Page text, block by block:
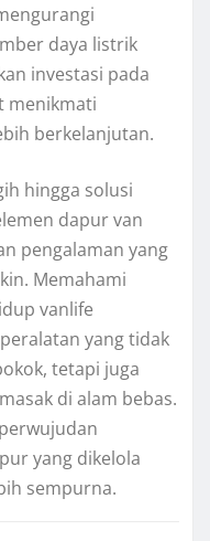
daya listrik
investasi pada
menikmati
berkelanjutan.
hingga solusi
dapur van
pengalaman yang
Memahami
vanlife
yang tidak
tetapi juga
di alam bebas.
yang dikelola
sempurna.